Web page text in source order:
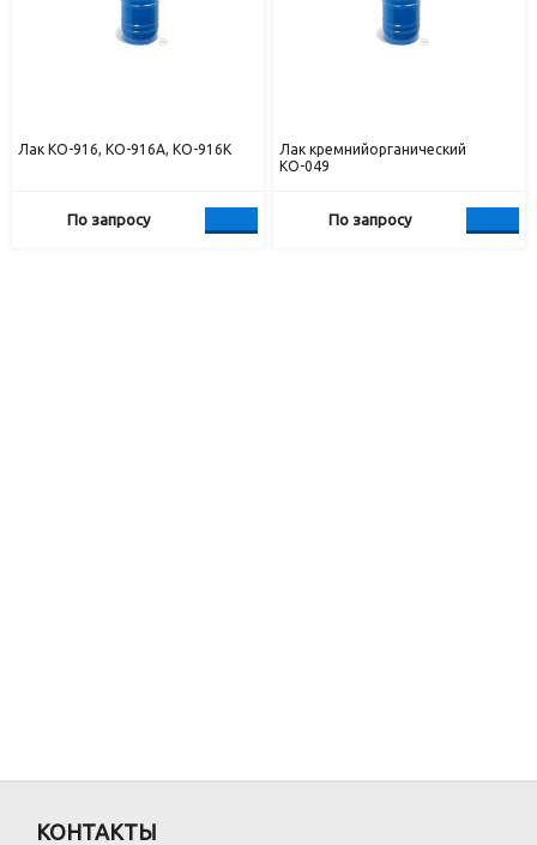
Лак КО-916, КО-916А, КО-916К
По запросу
Лак кремнийорганический
КО-049
По запросу
КОНТАКТЫ